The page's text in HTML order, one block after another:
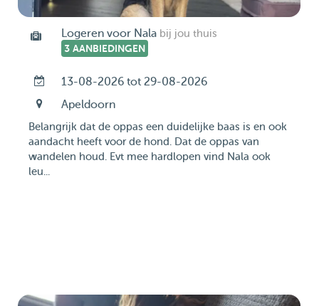
Logeren voor Nala bij jou thuis
3 AANBIEDINGEN
13-08-2026 tot 29-08-2026
Apeldoorn
Belangrijk dat de oppas een duidelijke baas is en ook
aandacht heeft voor de hond. Dat de oppas van
wandelen houd. Evt mee hardlopen vind Nala ook
leu...